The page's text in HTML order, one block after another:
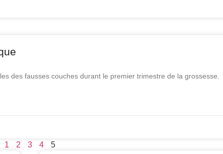
des fausses couches durant le premier trimestre de la grossesse.
1 2 3 4 5